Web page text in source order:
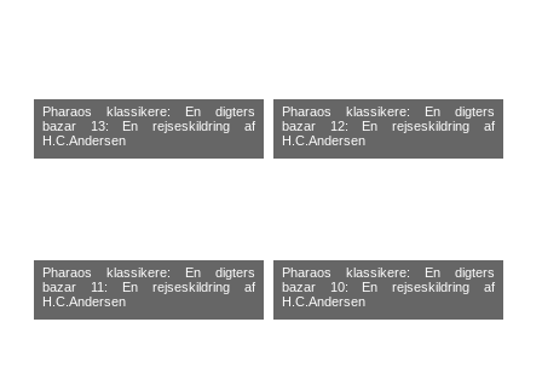
Pharaos klassikere: En digters
bazar 13: En rejseskildring af
H.C.Andersen
Pharaos klassikere: En digters
bazar 12: En rejseskildring af
H.C.Andersen
Pharaos klassikere: En digters
bazar 11: En rejseskildring af
H.C.Andersen
Pharaos klassikere: En digters
bazar 10: En rejseskildring af
H.C.Andersen